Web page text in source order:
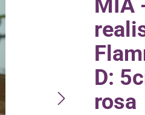
MIA
D:
rosa